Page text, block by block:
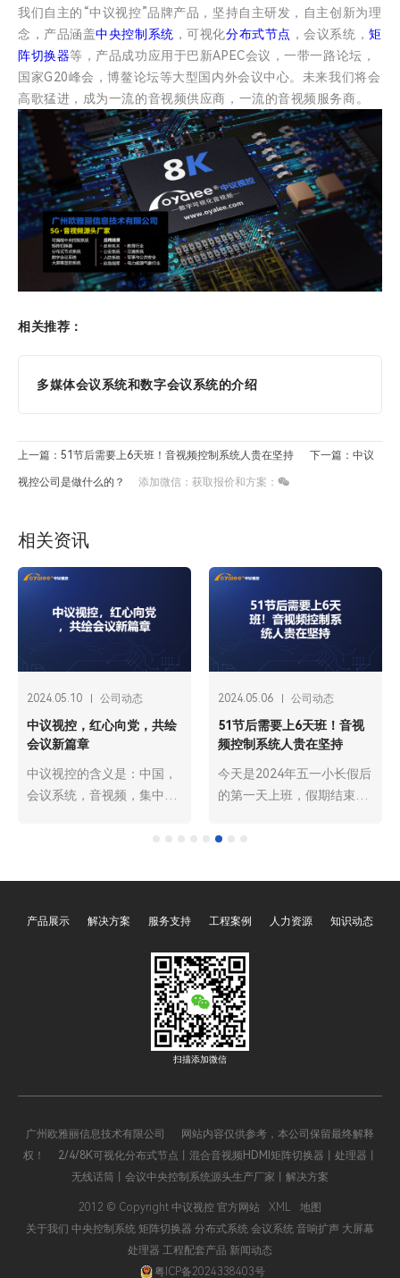
我们自主的“中议视控”品牌产品，坚持自主研发，自主创新为理
念，产品涵盖中央控制系统 ，可视化分布式节点 ，会议系统，矩
阵切换器等，产品成功应用于巴新APEC会议，一带一路论坛，
国家G20峰会，博鳌论坛等大型国内外会议中心。未来我们将会
高歌猛进，成为一流的音视频供应商，一流的音视频服务商。
相关推荐：
多媒体会议系统和数字会议系统的介绍
上一篇：51节后需要上6天班！音视频控制系统人贵在坚持 下一篇：中议
视控公司是做什么的？ 添加微信：获取报价和方案：
相关资讯
2024.05.10 公司动态
中议视控，红心向党，共绘
会议新篇章
中议视控的含义是：中国，
会议系统，音视频，集中控
断的强化国产化产品的建
业的高质量发展。品牌的含
命，为实现企业目标而在不
2024.05.06 公司动态
51节后需要上6天班！音视
频控制系统人贵在坚持
今天是2024年五一小长假后
的第一天上班，假期结束，
风景中。还没来得及回归日
在假期后是很常见的。中议
的研发，生产，销售为一体
因。
产品展示 解决方案 服务支持 工程案例 人力资源 知识动态
扫描添加微信
广州欧雅丽信息技术有限公司 网站内容仅供参考，本公司保留最终解释
权！ 2/4/8K可视化分布式节点丨混合音视频HDMI矩阵切换器丨处理器丨
无线话筒丨会议中央控制系统源头生产厂家丨解决方案
2012 © Copyright 中议视控 官方网站 XML
地图
关于我们 中央控制系统 矩阵切换器 分布式系统 会议系统 音响扩声 大屏幕
处理器 工程配套产品 新闻动态
粤ICP备2024338403号